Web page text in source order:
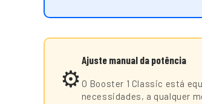
⚙️
Ajuste manual da potência
O Booster 1 Classic está
necessidades, a qualquer